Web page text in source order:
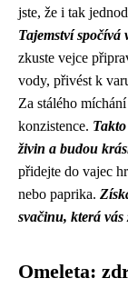
jste, že i tak
Tajemství spočívá
zkuste vejce
vody, přivést k
Za stálého
konzistence.
živin a budou
přidejte do vajec
nebo paprika.
svačinu, která
Omeleta: